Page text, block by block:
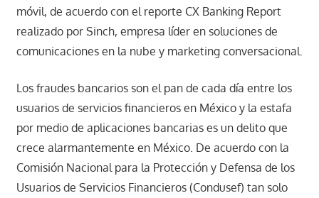
móvil, de acuerdo con el reporte CX Banking Report
realizado por Sinch, empresa líder en soluciones de
comunicaciones en la nube y marketing conversacional.
Los fraudes bancarios son el pan de cada día entre los
usuarios de servicios financieros en México y la estafa
por medio de aplicaciones bancarias es un delito que
crece alarmantemente en México. De acuerdo con la
Comisión Nacional para la Protección y Defensa de los
Usuarios de Servicios Financieros (Condusef) tan solo